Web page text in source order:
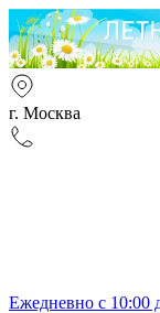
г. Москва
Ежедневно с 10:00